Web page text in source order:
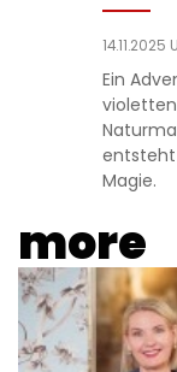
14.11.2025
Ein
entsteht
Magie.
more